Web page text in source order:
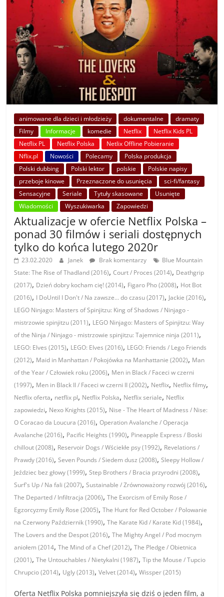
animowane dla dzieci i młodzieży dokumentalne
dramaty
Filmy
Informacje komedie Netflix
Netflix Kids PL
Netflix PL
Netflix Polska
Netlix Offline Pobieranie
Nflix.pl
Nowości Polecamy
Polska produkcja
Polski dubbing
Polski lektor polskie
Polskie napisy
przeboje kinowe
Przeznaczone do usunięcia
sci-fi/fantasy
Sensacyjne
Seriale Tytuły skasowane
Usunięte
Wiadomości
Wyszukiwarka Zapowiedzi
Aktualizacje w ofercie Netflix Polska –
ponad 30 filmów i seriali dostępnych
tylko do końca lutego 2020r
23.02.2020 Janek Brak komentarzy
Blue Mountain
State: The Rise of Thadland (2016),Court / Proces (2014), Deathgrip
(2017), Dzień dobry kocham cię! (2014), Figaro Pho (2008), Hot Bot
(2016), I DoUntil I Don't / Na zawsze… do czasu (2017), Jackie (2016),
LEGO Ninjago: Masters of Spinjitzu: King of Shadows / Ninjago -
mistrzowie spinjitzu (2011), LEGO Ninjago: Masters of Spinjitzu: Way
of the Ninja / Ninjago - mistrzowie spinjitzu: Tajemnice ninja (2011),
LEGO: Elves (2015), LEGO: Elves (2016), LEGO: Friends / Lego Friends
(2012), Maid in Manhattan / Pokojówka na Manhattanie (2002), Man
of the Year / Człowiek roku (2006), Men in Black / Faceci w czerni
(1997), Men in Black II / Faceci w czerni II (2002), Netflix, Netflix filmy,
Netflix oferta, netflix pl, Netflix Polska, Netflix seriale, Netflix
zapowiedzi, Nexo Knights (2015), Nise - The Heart of Madness / Nise:
O Coracao da Loucura (2016),Operation Avalanche / Operacja
Avalanche (2016), Pacific Heights (1990), Pineapple Express / Boski
chillout (2008), Reservoir Dogs / Wściekłe psy (1992), Revelations /
Prawdy (2016),Seven Pounds / Siedem dusz (2008),Sleepy Hollow /
Jeździec bez głowy (1999),Step Brothers / Bracia przyrodni (2008),
Surf's Up / Na fali (2007),Sustainable / Zrównoważony rozwój (2016),
The Departed / Infiltracja (2006),The Exorcism of Emily Rose /
Egzorcyzmy Emily Rose (2005),The Hunt for Red October / Polowanie
na Czerwony Październik (1990),The Karate Kid / Karate Kid (1984),
The Lovers and the Despot (2016),The Mighty Angel / Pod mocnym
aniołem (2014,The Mind of a Chef (2012),The Pledge / Obietnica
(2001),The Untouchables / Nietykalni (1987),Tip the Mouse / Tupcio
Chrupcio (2014), Ugly (2013),Velvet (2014),Wissper (2015)
Oferta Netflix Polska pomniejszyła się dziś o jeden film, a